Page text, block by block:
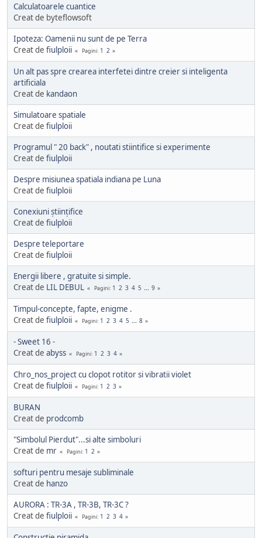
Calculatoarele cuantice
Creat de byteflowsoft
Ipoteza: Oamenii nu sunt de pe Terra
Creat de fiulploii Pagini 1 2
Un alt pas spre crearea interfetei dintre creier si inteligenta
artificiala
Creat de kandaon
Simulatoare spatiale
Creat de fiulploii
Programul " 20 back" , noutati stiintifice si experimente
Creat de fiulploii
Despre misiunea spatiala indiana pe Luna
Creat de fiulploii
Conexiuni științifice
Creat de fiulploii
Despre teleportare
Creat de fiulploii
Energii libere , gratuite si simple.
Creat de LIL DEBUL Pagini 1 2 3 4 5 ... 9
Timpul-concepte, fapte, enigme .
Creat de fiulploii Pagini 1 2 3 4 5 ... 8
- Sweet 16 -
Creat de abyss Pagini 1 2 3 4
Chro_nos_project cu clopot rotitor si vibratii violet
Creat de fiulploii Pagini 1 2 3
BURAN
Creat de prodcomb
"Simbolul Pierdut"...si alte simboluri
Creat de mr Pagini 1 2
softuri pentru mesaje subliminale
Creat de hanzo
AURORA : TR-3A , TR-3B, TR-3C ?
Creat de fiulploii Pagini 1 2 3 4